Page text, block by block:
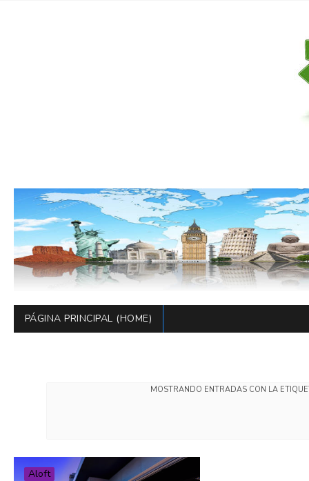
PÁGINA PRINCIPAL (HOME)
MOSTRANDO ENTRADAS CON LA
Aloft